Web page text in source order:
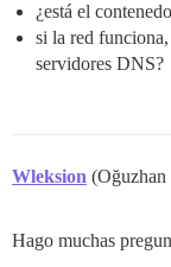
¿está el
si la red
servidores DNS?
Wleksion
Hago muchas